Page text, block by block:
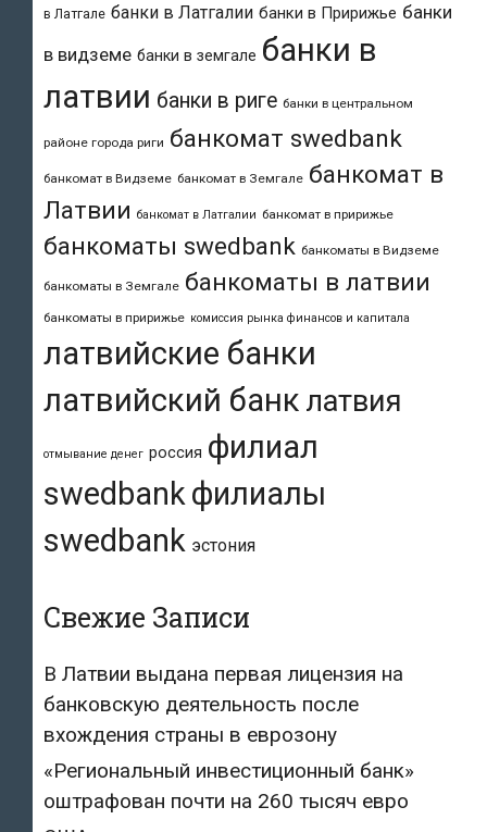
в Латгале банки в Латгалии банки в Пририжье банки
в видземе банки в земгале банки в
латвии банки в риге банки в центральном
районе города риги банкомат swedbank
банкомат в Видземе банкомат в Земгале банкомат в
Латвии банкомат в Латгалии банкомат в пририжье
банкоматы swedbank банкоматы в Видземе
банкоматы в Земгале банкоматы в латвии
банкоматы в пририжье комиссия рынка финансов и капитала
латвийские банки
латвийский банк латвия
отмывание денег россия филиал
swedbankфилиалы
swedbank эстония
Свежие Записи
В Латвии выдана первая лицензия на
банковскую деятельность после
вхождения страны в еврозону
«Региональный инвестиционный банк»
оштрафован почти на 260 тысяч евро